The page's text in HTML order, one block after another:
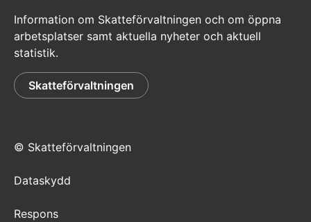
Information om Skatteförvaltningen och om öppna
arbetsplatser samt aktuella nyheter och aktuell
statistik.
Skatteförvaltningen
© Skatteförvaltningen
Dataskydd
Respons